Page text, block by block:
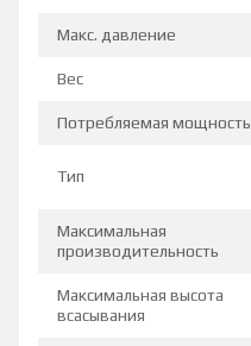
Макс. давление
Вес
Потребляемая мощность
Тип
Максимальная
производительность
Максимальная высота
всасывания